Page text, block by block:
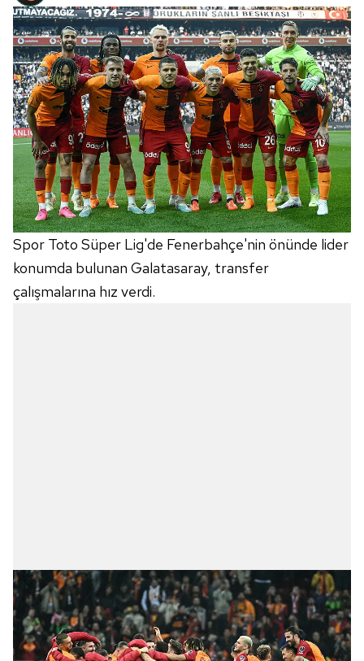
Spor Toto Süper Lig'de Fenerbahçe'nin önünde lider
konumda bulunan Galatasaray, transfer
çalışmalarına hız verdi.